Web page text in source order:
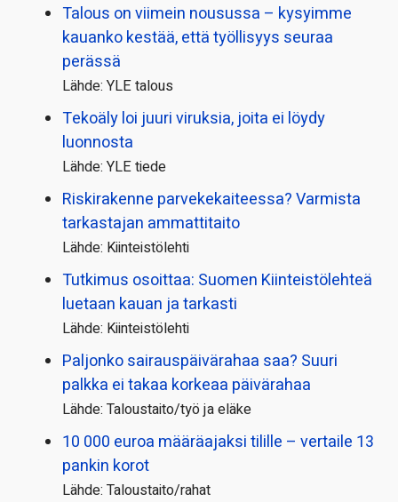
Talous on viimein nousussa – kysyimme
kauanko kestää, että työllisyys seuraa
perässä
Lähde: YLE talous
Tekoäly loi juuri viruksia, joita ei löydy
luonnosta
Lähde: YLE tiede
Riskirakenne parvekekaiteessa? Varmista
tarkastajan ammattitaito
Lähde: Kiinteistölehti
Tutkimus osoittaa: Suomen Kiinteistölehteä
luetaan kauan ja tarkasti
Lähde: Kiinteistölehti
Paljonko sairauspäivä­rahaa saa? Suuri
palkka ei takaa korkeaa päivärahaa
Lähde: Taloustaito/työ ja eläke
10 000 euroa määräajaksi tilille – vertaile 13
pankin korot
Lähde: Taloustaito/rahat